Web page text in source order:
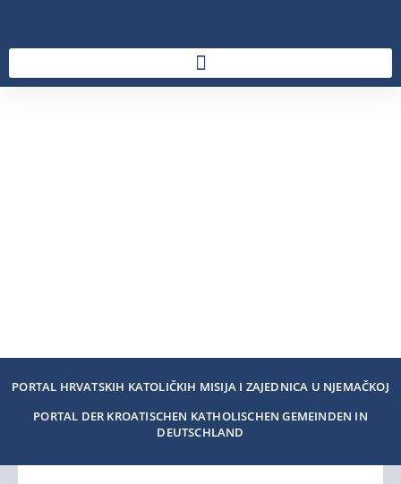
PORTAL HRVATSKIH KATOLIČKIH MISIJA I ZAJEDNICA U NJEMAČKOJ
PORTAL DER KROATISCHEN KATHOLISCHEN GEMEINDEN IN
DEUTSCHLAND